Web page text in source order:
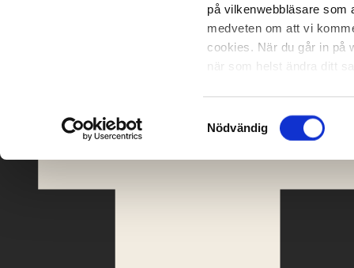
på vilkenwebbläsare som
medveten om att vi
cookies. När du går in på
när som helst ändra ditt
Nödvändig